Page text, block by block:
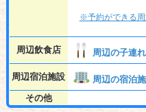
※予約ができる
周辺飲食店 周辺の子連
周辺宿泊施設
周辺の宿泊
その他